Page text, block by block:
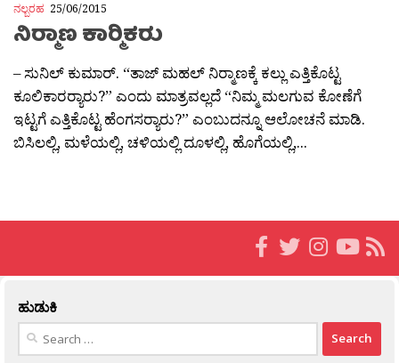
ನಲ್ಬರಹ 25/06/2015
ನಿರ‍್ಮಾಣ ಕಾರ‍್ಮಿಕರು
– ಸುನಿಲ್ ಕುಮಾರ್. “ತಾಜ್ ಮಹಲ್ ನಿರ‍್ಮಾಣಕ್ಕೆ ಕಲ್ಲು ಎತ್ತಿಕೊಟ್ಟ
ಕೂಲಿಕಾರರ‍್ಯಾರು?” ಎಂದು ಮಾತ್ರವಲ್ಲದೆ “ನಿಮ್ಮ ಮಲಗುವ ಕೋಣೆಗೆ
ಇಟ್ಟಗೆ ಎತ್ತಿಕೊಟ್ಟ ಹೆಂಗಸರ‍್ಯಾರು?” ಎಂಬುದನ್ನೂ ಆಲೋಚನೆ ಮಾಡಿ.
ಬಿಸಿಲಲ್ಲಿ, ಮಳೆಯಲ್ಲಿ, ಚಳಿಯಲ್ಲಿ ದೂಳಲ್ಲಿ, ಹೊಗೆಯಲ್ಲಿ,...
ಹುಡುಕಿ
Search